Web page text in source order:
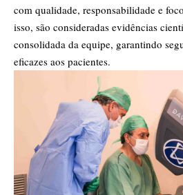
com qualidade, responsabilidade e
isso, são consideradas evidências
consolidada da equipe, garantindo
eficazes aos pacientes.